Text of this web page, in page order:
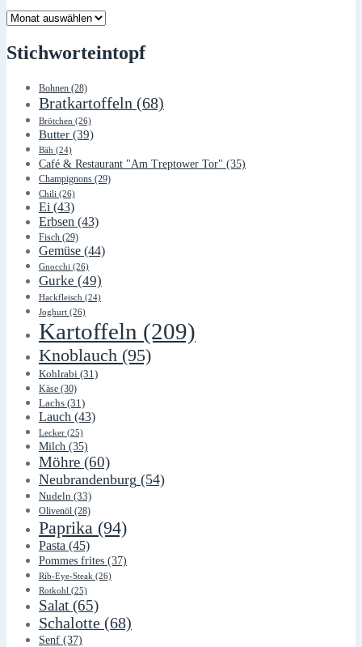
Lager
Stichworteintopf
Bohnen (28)
Bratkartoffeln (68)
Brötchen (26)
Butter (39)
Bäh (24)
Café & Restaurant "Am Treptower Tor" (35)
Champignons (29)
Chili (26)
Ei (43)
Erbsen (43)
Fisch (29)
Gemüse (44)
Gnocchi (26)
Gurke (49)
Hackfleisch (24)
Joghurt (26)
Kartoffeln (209)
Knoblauch (95)
Kohlrabi (31)
Käse (30)
Lachs (31)
Lauch (43)
Lecker (25)
Milch (35)
Möhre (60)
Neubrandenburg (54)
Nudeln (33)
Olivenöl (28)
Paprika (94)
Pasta (45)
Pommes frites (37)
Rib-Eye-Steak (26)
Rotkohl (25)
Salat (65)
Schalotte (68)
Senf (37)